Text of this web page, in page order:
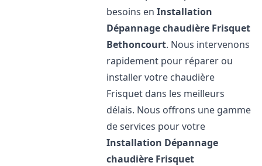
besoins enInstallation
Dépannage chaudière Frisquet
Bethoncourt. Nous intervenons
rapidement pour réparer ou
installer votre chaudière
Frisquet dans les meilleurs
délais. Nous offrons une gamme
de services pour votre
Installation Dépannage
chaudière Frisquet